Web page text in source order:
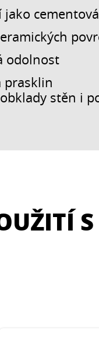
jako
odolnost
prasklin
stěn i
S